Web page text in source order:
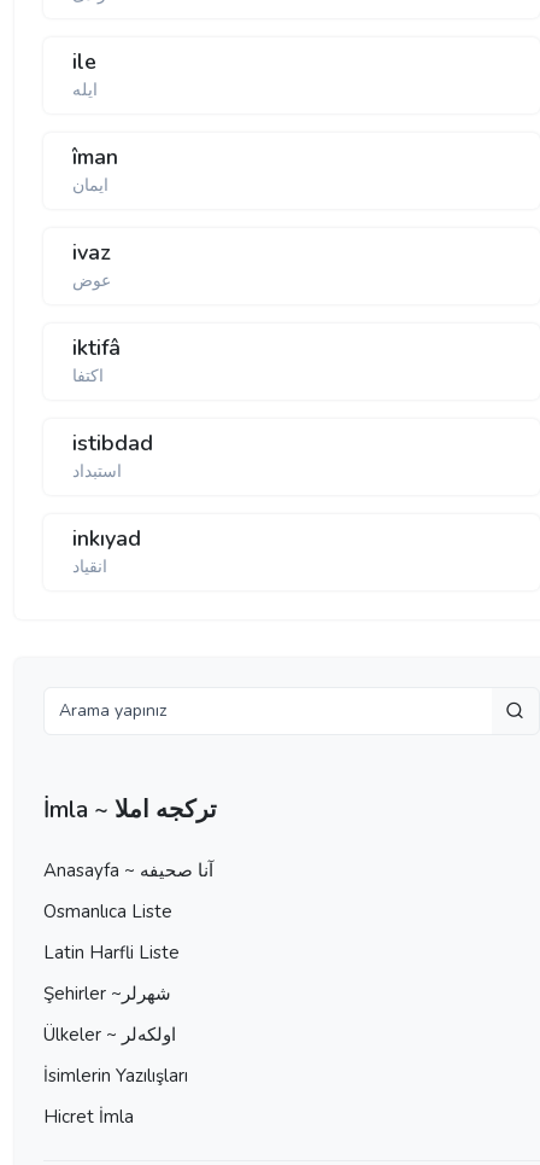
ile
ایلە
îman
ایمان
ivaz
عوض
iktifâ
اكتفا
istibdad
استبداد
inkıyad
انقیاد
İmla ~ تركجه املا
Anasayfa ~ آنا صحيفه
Osmanlıca Liste
Latin Harfli Liste
Şehirler ~شهرلر
Ülkeler ~ اولكه‌لر
İsimlerin Yazılışları
Hicret İmla